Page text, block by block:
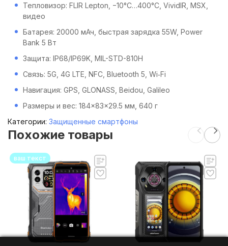
Тепловизор: FLIR Lepton, −10°С…400°С, VividIR, MSX,
видео
Батарея: 20000 мАч, быстрая зарядка 55W, Power
Bank 5 Вт
Защита: IP68/IP69K, MIL-STD-810H
Связь: 5G, 4G LTE, NFC, Bluetooth 5, Wi‑Fi
Навигация: GPS, GLONASS, Beidou, Galileo
Размеры и вес: 184×83×29.5 мм, 640 г
Категории: Защищенные смартфоны
Похожие товары
ваш текст